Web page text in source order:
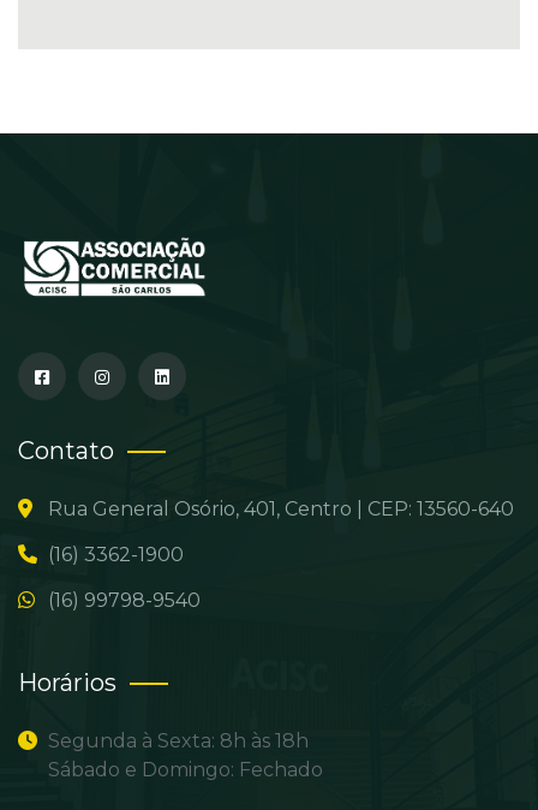
Contato
Rua General Osório, 401, Centro | CEP: 13560-640
(16) 3362-1900
(16) 99798-9540
Horários
Segunda à Sexta: 8h às 18h
Sábado e Domingo: Fechado